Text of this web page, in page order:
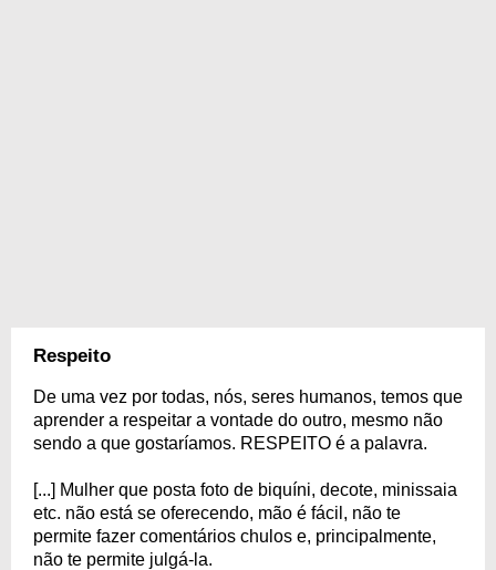
Respeito
De uma vez por todas, nós, seres humanos, temos que
aprender a respeitar a vontade do outro, mesmo não
sendo a que gostaríamos. RESPEITO é a palavra.
[...] Mulher que posta foto de biquíni, decote, minissaia
etc. não está se oferecendo, mão é fácil, não te
permite fazer comentários chulos e, principalmente,
não te permite julgá-la.